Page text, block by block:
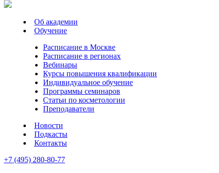
Об академии
Обучение
Расписание в Москве
Расписание в регионах
Вебинары
Курсы повышения квалификации
Индивидуальное обучение
Программы семинаров
Статьи по косметологии
Преподаватели
Новости
Подкасты
Контакты
+7 (495) 280-80-77